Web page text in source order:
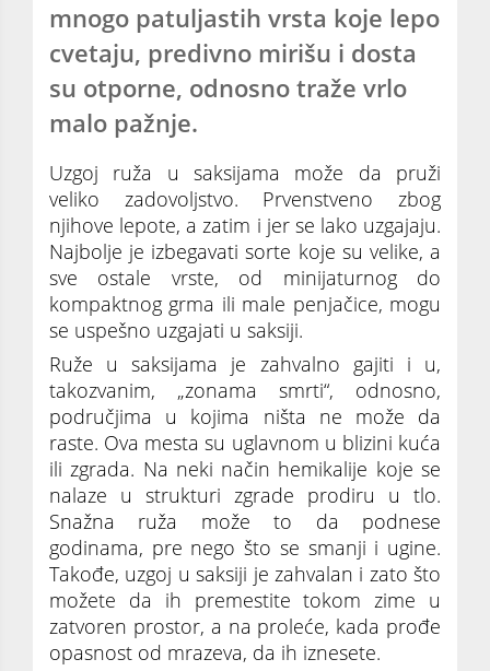
mnogo patuljastih vrsta koje lepo
cvetaju, predivno mirišu i dosta
su otporne, odnosno traže vrlo
malo pažnje.
Uzgoj ruža u saksijama može da pruži
veliko zadovoljstvo. Prvenstveno zbog
njihove lepote, a zatim i jer se lako uzgajaju.
Najbolje je izbegavati sorte koje su velike, a
sve ostale vrste, od minijaturnog do
kompaktnog grma ili male penjačice, mogu
se uspešno uzgajati u saksiji.
Ruže u saksijama je zahvalno gajiti i u,
takozvanim, „zonama smrti“, odnosno,
područjima u kojima ništa ne može da
raste. Ova mesta su uglavnom u blizini kuća
ili zgrada. Na neki način hemikalije koje se
nalaze u strukturi zgrade prodiru u tlo.
Snažna ruža može to da podnese
godinama, pre nego što se smanji i ugine.
Takođe, uzgoj u saksiji je zahvalan i zato što
možete da ih premestite tokom zime u
zatvoren prostor, a na proleće, kada prođe
opasnost od mrazeva, da ih iznesete.